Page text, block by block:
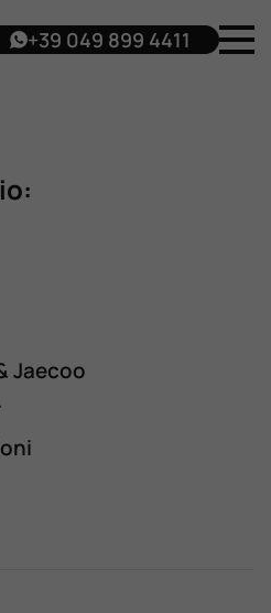
+39 049 899 4411
Jaecoo